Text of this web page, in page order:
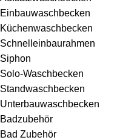
Einbauwaschbecken
Küchenwaschbecken
Schnelleinbaurahmen
Siphon
Solo-Waschbecken
Standwaschbecken
Unterbauwaschbecken
Badzubehör
Bad Zubehör